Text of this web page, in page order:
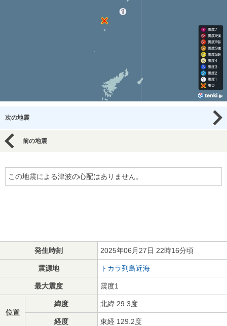
次の地震
前の地震
この地震による津波の心配はありません。
発生時刻 2025年06月27日 22時16分頃
震源地 トカラ列島近海
最大震度 震度1
位置
緯度 北緯 29.3度
経度 東経 129.2度